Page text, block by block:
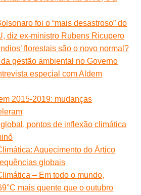
foi o “mais desastroso” do
diz ex-ministro Rubens Ricupero
florestais são o novo normal?
gestão ambiental no Governo
especial com Aldem
2015-2019: mudanças
pontos de inflexão climática
Aquecimento do Ártico
globais
– Em todo o mundo,
mais quente que o outubro